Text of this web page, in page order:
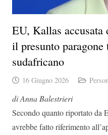
EU, Kallas
il presunto
sudafricano
16 Giugno 2026
di Anna Balestrieri
Secondo quanto riportato da
avrebbe fatto riferimento